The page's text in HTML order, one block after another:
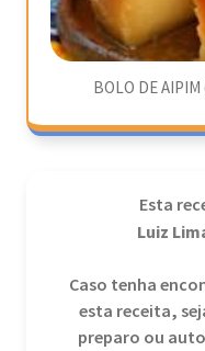
BOLO DE AIPIM
Esta
Luiz
Caso tenha
esta receita,
preparo ou